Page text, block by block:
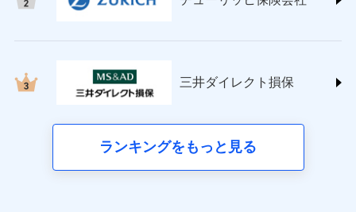
(https://www.nisshinfire.co.jp/)
(https://www.petfamilyins.co.jp/)
ins.com/)
三井ダイレクト損害保険株式会社
三井ダイレクト損保
ランキングをもっと見る